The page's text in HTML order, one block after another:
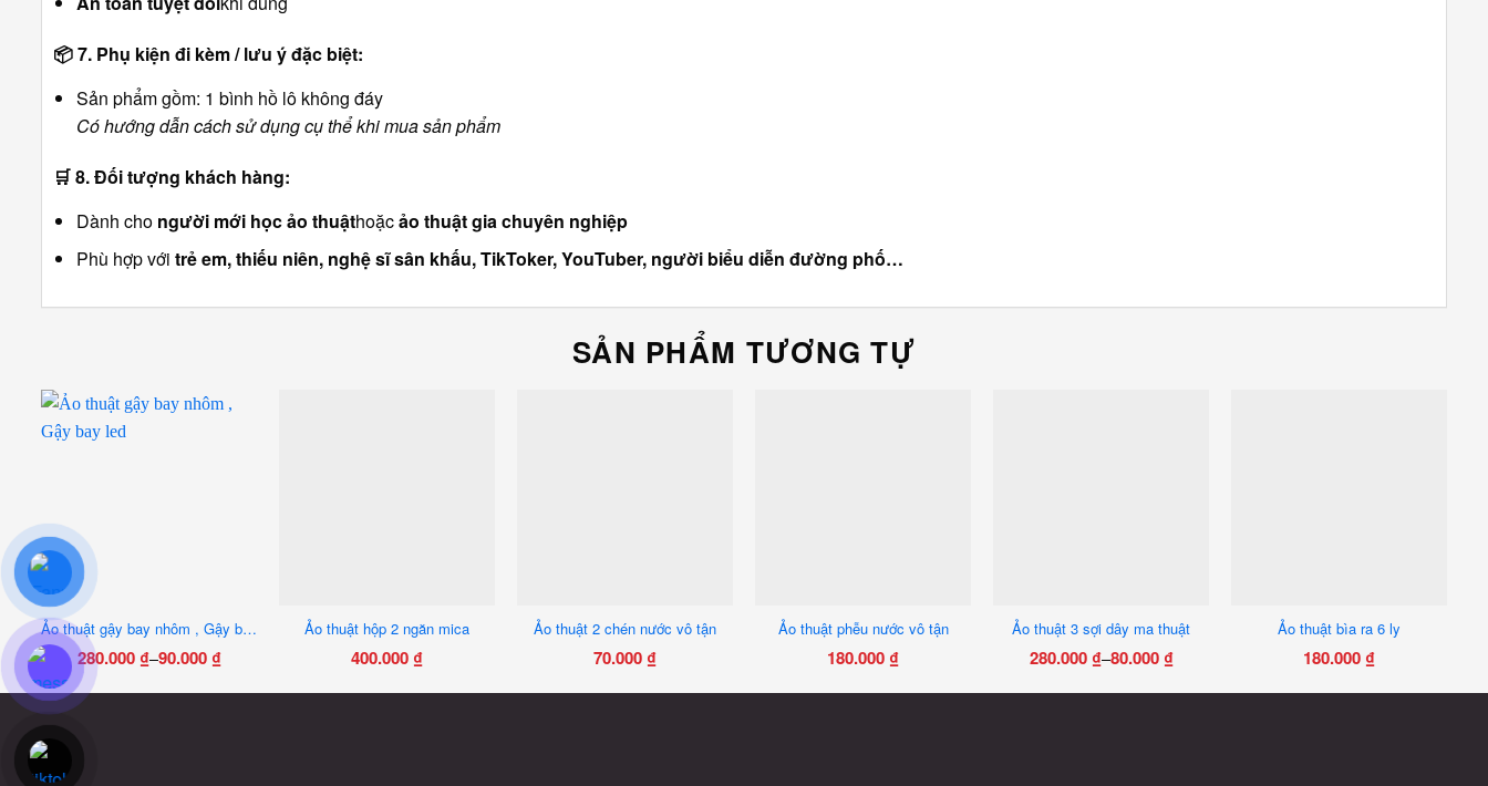
📦7. Phụ kiện đi kèm / lưu ý đặc biệt:
Sản phẩm gồm: 1 bình hồ lô không đáy
Có hướng dẫn cách sử dụng cụ thể khi mua sản phẩm
🛒8. Đối tượng khách hàng:
Dành cho người mới học ảo thuậthoặcảo thuật gia chuyên nghiệp
Phù hợp với trẻ em, thiếu niên, nghệ sĩ sân khấu, TikToker, YouTuber, người biểu diễn đường phố…
SẢN PHẨM TƯƠNG TỰ
Ảo thuật gậy bay nhôm , Gậy bay led
90.000 ₫
–
280.000 ₫Khoảng
giá:
Ảo thuật hộp 2 ngăn mica
400.000 ₫
Ảo thuật 2 chén nước vô tận
70.000 ₫
Ảo thuật phễu nước vô tận
180.000 ₫
Ảo thuật 3 sợi dây ma thuật
80.000 ₫
–
280.000 ₫Khoảng
giá:
Ảo thuật bìa ra 6 ly
180.000 ₫